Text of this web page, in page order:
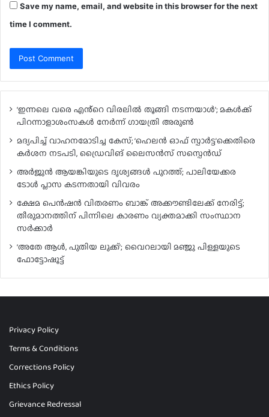
Save my name, email, and website in this browser for the next
time I comment.
‘ഇന്നലെ വരെ എൻ്റെ വിരലിൽ തൂങ്ങി നടന്നയാൾ’; മകൾ‌ക്ക്
പിറന്നാളാശംസകൾ നേർന്ന് ഗായത്രി അരുൺ
മദ്യപിച്ച് വാഹനമോടിച്ച കേസ്; ‘ഹെലൻ ഓഫ് സ്പാർട്ട’ക്കെതിരെ
കർശന നടപടി, ഡ്രൈവിങ് ലൈസൻസ് സസ്പെൻഡ്
അർജുൻ ആയങ്കിയുടെ ദൃശ്യങ്ങൾ പുറത്ത്; പാലിയേക്കര
ടോൾ പ്ലാസ കടന്നതായി വിവരം
ക്ഷേമ പെൻഷൻ വിതരണം ബാങ്ക് അക്കൗണ്ടിലേക്ക് നേരിട്ട്;
തീരുമാനത്തിന് പിന്നിലെ കാരണം വ്യക്തമാക്കി സംസ്ഥാന
സർക്കാർ
‘അതേ ആൾ, പുതിയ ലുക്ക്’; വൈറലായി മഞ്ജു പിള്ളയുടെ
ഫോട്ടോഷൂട്ട്
Privacy Policy
Terms & Conditions
Corrections Policy
Ethics Policy
Grievance Redressal